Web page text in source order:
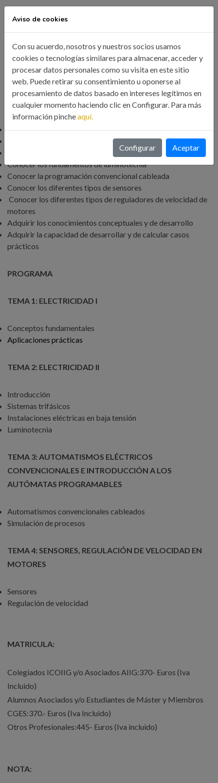
OBJETIVOS GENERALES
Conocer los sistemas eléctricos y la programación
convencional mediante automatismos cableados con sus
correspondientes tipos de sensores y variadores
ESPECÍFICOS
Conocer los fundamentos básicos de electricidad
Conocer la conexión en estrella y triángulo
Conocer los fundamentos de luminotecnia
Conocer la programación convencional cableada
Conocer los diferentes tipos de sensores
Conocer los diferentes tipos de reguladores de velocidad de
motores
Adquirir los conocimientos conceptuales y de desarrollo
Adquirir la capacidad de desarrollar y de calcular casos
prácticos
PROGRAMA
TEMA 1: ELECTRICIDAD I
Conceptos fundamentales
Aplicaciones prácticas
TEMA 2: ELECTRICIDAD II
Introducción
Sistemas trifásicos
Instalaciones eléctricas en baja tensión
Luminotecnia
TEMA 3: AUTOMATISMOS ELÉCTRICOS
CONVENCIONALES E INTRODUCCIÓN A LOS
AUTÓMATAS PROGRAMABLES
Automatismos convencionales cableados
Simulación de procesos
TEMA 4: SENSORES, REGULACIÓN DE VELOCIDAD EN
MOTORES
Sensores
Regulación de velocidad
MATRICULA:
Colegiados ICOIIG y/o Asociados AIIG:370- Euros (Iva
Incluido)
Alumnos Asociados y/o Estudiantes de Máster y Miembros
CGES:370.- Euros (Iva Incluido)
Otros Profesionales:445- Euros (Iva incluido)
NOTA:
Aviso de cookies
Con su acuerdo, nosotros y nuestros socios usamos
cookies o tecnologías similares para almacenar, acceder y
procesar datos personales como su visita en este sitio
web. Puede retirar su consentimiento u oponerse al
procesamiento de datos basado en intereses legítimos en
cualquier momento haciendo clic en Configurar. Para más
información pincheaquí.
Configurar Aceptar